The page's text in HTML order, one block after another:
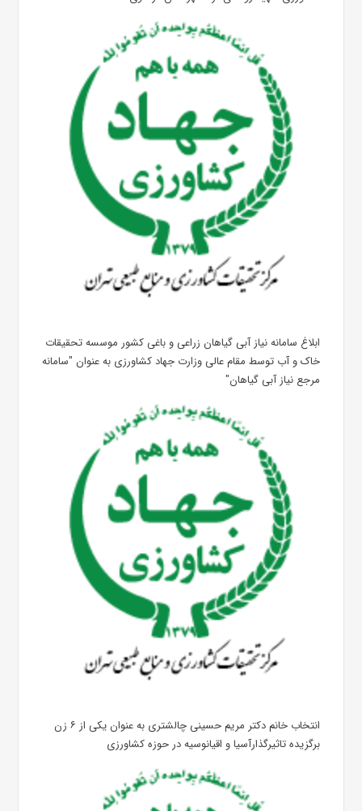
ابلاغ سامانه نیاز آبی گیاهان زراعی و باغی کشور موسسه تحقیقات
خاک و آب توسط مقام عالی وزارت جهاد کشاورزی به عنوان "سامانه
مرجع نیاز آبی گیاهان"
انتخاب خانم دکتر مریم حسینی چالشتری به عنوان یکی از ۶ زن
برگزیده تاثیرگذارآسیا و اقیانوسیه در حوزه کشاورزی